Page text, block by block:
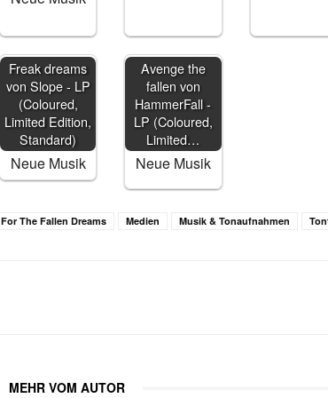
Freak dreams
von Slope - LP
(Coloured,
Limited Edition,
Standard)
Neue Musik
Avenge the
fallen von
HammerFall -
LP (Coloured,
Limited…
Neue Musik
For The Fallen Dreams Medien Musik & Tonaufnahmen
MEHR VOM AUTOR